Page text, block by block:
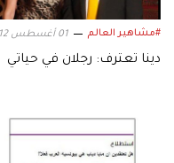
#مشاهير العالم 01 أغسطس 2012
دينا تعترف: رجلان في حياتي